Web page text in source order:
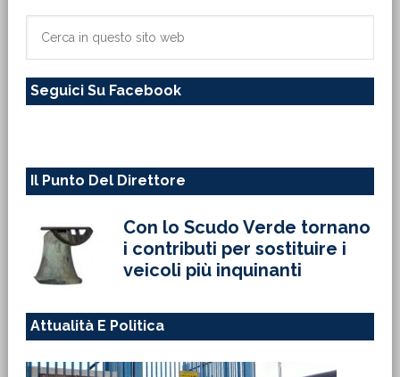
primaria
sito
Seguici Su Facebook
Il Punto Del Direttore
Con lo Scudo Verde tornano
i contributi per sostituire i
veicoli più inquinanti
Attualità E Politica